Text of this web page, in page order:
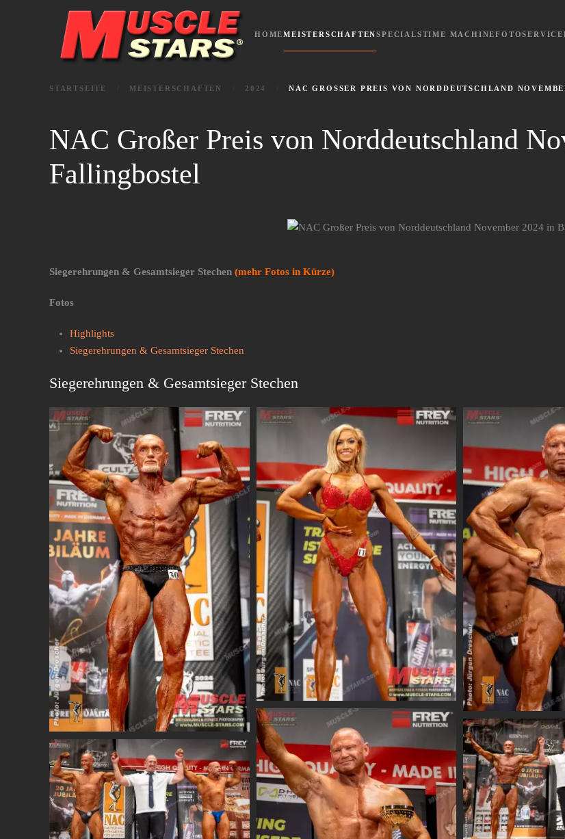
Zum Hauptinhalt springen HOMEMEISTERSCHAFTENSPECIALSTIME MACHINEFOTOSERVICE
STARTSEITE MEISTERSCHAFTEN 2024 NAC GROSSER PREIS VON NORDDEUTSCHLAND
NAC Großer Preis von Norddeutschland
Fallingbostel
Siegerehrungen & Gesamtsieger Stechen (mehr Fotos in Kürze)
Fotos
Highlights
Siegerehrungen & Gesamtsieger Stechen
Siegerehrungen & Gesamtsieger Stechen